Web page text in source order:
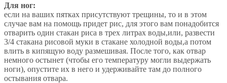
Для ног:
если на ваших пятках присутствуют трещины, то и в этом
случае вам на помощь придет рис, для этого вам понадобится
отварить один стакан риса в трех литрах воды,или, развести
3/4 стакана рисовой муки в стакане холодной воды,а потом
влить в кипящую воду размешивая. После того, как отвар
немного остынет (чтобы его температуру могли выдержать
ноги), опустите их в него и удерживайте там до полного
остывания отвара.